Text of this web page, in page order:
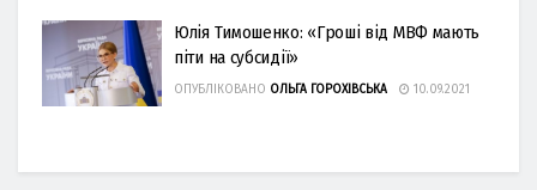
Юлія Тимошенко: «Гроші від МВФ мають
піти на субсидії»
ОПУБЛІКОВАНО ОЛЬГА ГОРОХІВСЬКА 10.09.2021